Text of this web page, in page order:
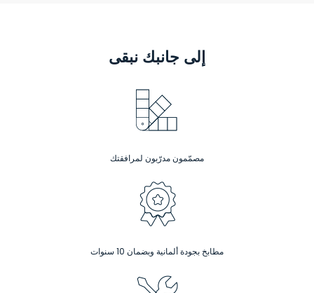
إلى جانبك نبقى
مصمّمون مدرّبون لمرافقتك
مطابخ بجودة ألمانية وبضمان 10 سنوات